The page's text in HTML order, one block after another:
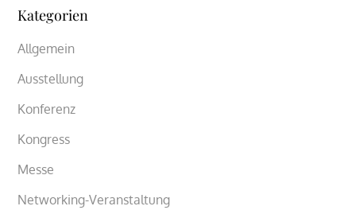
Kategorien
Allgemein
Ausstellung
Konferenz
Kongress
Messe
Networking-Veranstaltung